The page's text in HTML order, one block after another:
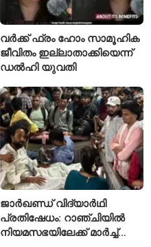
വർക്ക് ഫ്രം ഹോം സാമൂഹിക
ജീവിതം ഇല്ലാതാക്കിയെന്ന്
ഡൽഹി യുവതി
ജാർഖണ്ഡ് വിദ്യാർഥി
പ്രതിഷേധം: റാഞ്ചിയിൽ
നിയമസഭയിലേക്ക് മാർച്ച്